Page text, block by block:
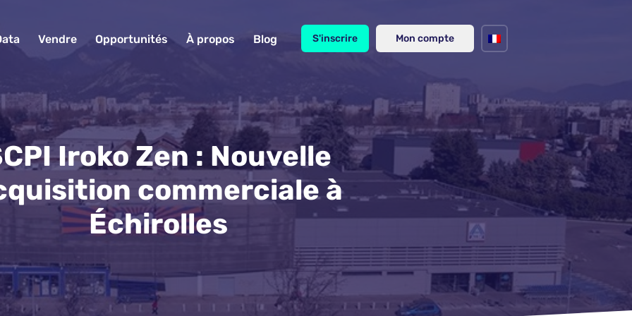
Vendre Opportunités À propos Blog S'inscrire Mon compte
Iroko Zen : Nouvelle
commerciale à
Échirolles